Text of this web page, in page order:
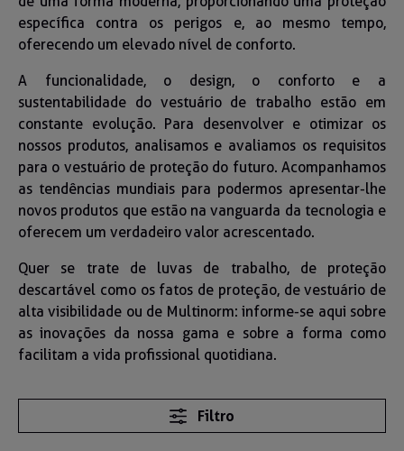
específica contra os perigos e, ao mesmo tempo,
oferecendo um elevado nível de conforto.
A funcionalidade, o design, o conforto e a
sustentabilidade do vestuário de trabalho estão em
constante evolução. Para desenvolver e otimizar os
nossos produtos, analisamos e avaliamos os requisitos
para o vestuário de proteção do futuro. Acompanhamos
as tendências mundiais para podermos apresentar-lhe
novos produtos que estão na vanguarda da tecnologia e
oferecem um verdadeiro valor acrescentado.
Quer se trate de luvas de trabalho, de proteção
descartável como os fatos de proteção, de vestuário de
alta visibilidade ou de Multinorm: informe-se aqui sobre
as inovações da nossa gama e sobre a forma como
facilitam a vida profissional quotidiana.
Filtro